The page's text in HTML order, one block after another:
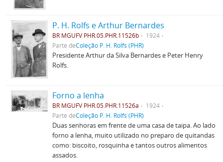
P. H. Rolfs e Arthur Bernardes
BR MGUFV PHR.05.PHR.11526b
1924
Parte deColeção P. H. Rolfs (PHR)
Presidente Arthur da Silva Bernardes e Peter Henry
Rolfs.
Forno a lenha
BR MGUFV PHR.05.PHR.11526a
1924
Parte deColeção P. H. Rolfs (PHR)
Duas senhoras em frente de uma casa de taipa. Ao lado
forno a lenha, muito utilizado no preparo de quitandas
como: biscoito, rosquinha e tantos outros alimentos
assados.